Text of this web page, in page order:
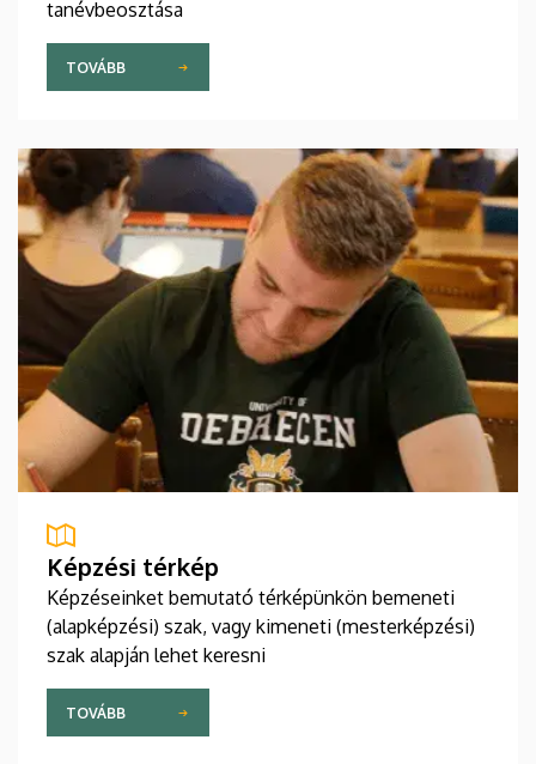
tanévbeosztása
TOVÁBB
Képzési térkép
Képzéseinket bemutató térképünkön bemeneti
(alapképzési) szak, vagy kimeneti (mesterképzési)
szak alapján lehet keresni
TOVÁBB